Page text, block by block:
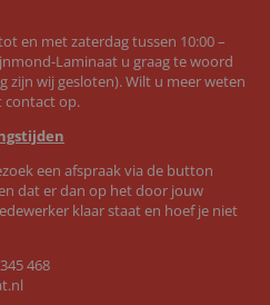
en met zaterdag tussen 10:00 –
Laminaat u graag te woord
zijn wij gesloten). Wilt u meer weten
contact op.
een afspraak via de button
dat er dan op het door jouw
klaar staat en hoef je niet
468